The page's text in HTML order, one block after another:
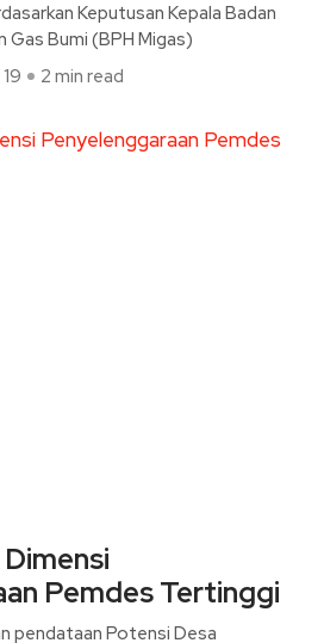
Keputusan Kepala Badan
Gas Bumi (BPH Migas)
2 min read
Pemdes Tertinggi
pendataan Potensi Desa